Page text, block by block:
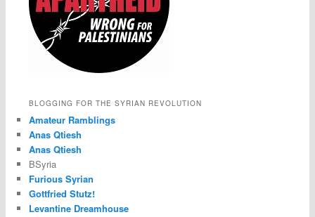
BLOGGING FOR THE SYRIAN REVOLUTION
Amateur Ramblings
Anas Qtiesh
Anas Qtiesh
BSyria
Furious Syrian
Gottfried Stutz!
Levantine Dreamhouse